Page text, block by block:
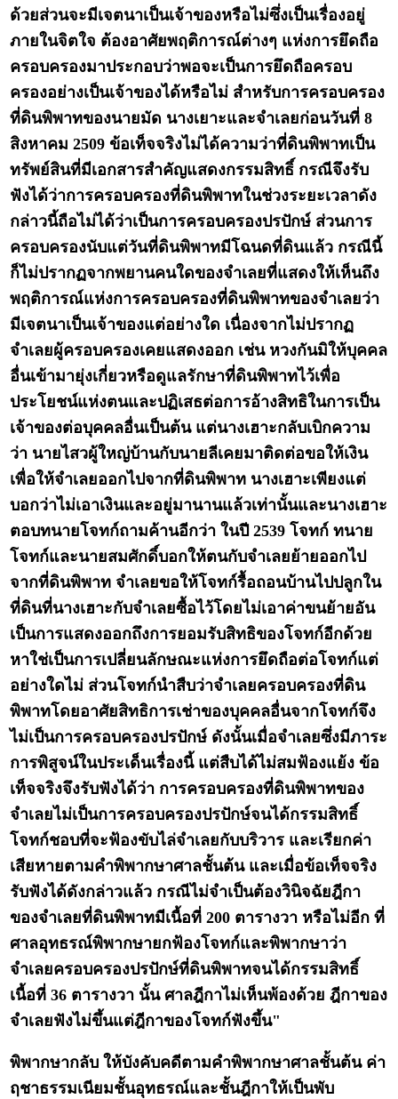
ด้วยส่วนจะมีเจตนาเป็นเจ้าของหรือไม่ซึ่งเป็นเรื่องอยู่
ภายในจิตใจ ต้องอาศัยพฤติการณ์ต่างๆ แห่งการยึดถือ
ครอบครองมาประกอบว่าพอจะเป็นการยึดถือครอบ
ครองอย่างเป็นเจ้าของได้หรือไม่ สำหรับการครอบครอง
ที่ดินพิพาทของนายมัด นางเยาะและจำเลยก่อนวันที่ 8
สิงหาคม 2509 ข้อเท็จจริงไม่ได้ความว่าที่ดินพิพาทเป็น
ทรัพย์สินที่มีเอกสารสำคัญแสดงกรรมสิทธิ์ กรณีจึงรับ
ฟังได้ว่าการครอบครองที่ดินพิพาทในช่วงระยะเวลาดัง
กล่าวนี้ถือไม่ได้ว่าเป็นการครอบครองปรปักษ์ ส่วนการ
ครอบครองนับแต่วันที่ดินพิพาทมีโฉนดที่ดินแล้ว กรณีนี้
ก็ไม่ปรากฏจากพยานคนใดของจำเลยที่แสดงให้เห็นถึง
พฤติการณ์แห่งการครอบครองที่ดินพิพาทของจำเลยว่า
มีเจตนาเป็นเจ้าของแต่อย่างใด เนื่องจากไม่ปรากฏ
จำเลยผู้ครอบครองเคยแสดงออก เช่น หวงกันมิให้บุคคล
อื่นเข้ามายุ่งเกี่ยวหรือดูแลรักษาที่ดินพิพาทไว้เพื่อ
ประโยชน์แห่งตนและปฏิเสธต่อการอ้างสิทธิในการเป็น
เจ้าของต่อบุคคลอื่นเป็นต้น แต่นางเฮาะกลับเบิกความ
ว่า นายไสวผู้ใหญ่บ้านกับนายลีเคยมาติดต่อขอให้เงิน
เพื่อให้จำเลยออกไปจากที่ดินพิพาท นางเฮาะเพียงแต่
บอกว่าไม่เอาเงินและอยู่มานานแล้วเท่านั้นและนางเฮาะ
ตอบทนายโจทก์ถามค้านอีกว่า ในปี 2539 โจทก์ ทนาย
โจทก์และนายสมศักดิ์บอกให้ตนกับจำเลยย้ายออกไป
จากที่ดินพิพาท จำเลยขอให้โจทก์รื้อถอนบ้านไปปลูกใน
ที่ดินที่นางเฮาะกับจำเลยซื้อไว้โดยไม่เอาค่าขนย้ายอัน
เป็นการแสดงออกถึงการยอมรับสิทธิของโจทก์อีกด้วย
หาใช่เป็นการเปลี่ยนลักษณะแห่งการยึดถือต่อโจทก์แต่
อย่างใดไม่ ส่วนโจทก์นำสืบว่าจำเลยครอบครองที่ดิน
พิพาทโดยอาศัยสิทธิการเช่าของบุคคลอื่นจากโจทก์จึง
ไม่เป็นการครอบครองปรปักษ์ ดังนั้นเมื่อจำเลยซึ่งมีภาระ
การพิสูจน์ในประเด็นเรื่องนี้ แต่สืบได้ไม่สมฟ้องแย้ง ข้อ
เท็จจริงจึงรับฟังได้ว่า การครอบครองที่ดินพิพาทของ
จำเลยไม่เป็นการครอบครองปรปักษ์จนได้กรรมสิทธิ์
โจทก์ชอบที่จะฟ้องขับไล่จำเลยกับบริวาร และเรียกค่า
เสียหายตามคำพิพากษาศาลชั้นต้น และเมื่อข้อเท็จจริง
รับฟังได้ดังกล่าวแล้ว กรณีไม่จำเป็นต้องวินิจฉัยฎีกา
ของจำเลยที่ดินพิพาทมีเนื้อที่ 200 ตารางวา หรือไม่อีก ที่
ศาลอุทธรณ์พิพากษายกฟ้องโจทก์และพิพากษาว่า
จำเลยครอบครองปรปักษ์ที่ดินพิพาทจนได้กรรมสิทธิ์
เนื้อที่ 36 ตารางวา นั้น ศาลฎีกาไม่เห็นพ้องด้วย ฎีกาของ
จำเลยฟังไม่ขึ้นแต่ฎีกาของโจทก์ฟังขึ้น"
พิพากษากลับ ให้บังคับคดีตามคำพิพากษาศาลชั้นต้น ค่า
ฤชาธรรมเนียมชั้นอุทธรณ์และชั้นฎีกาให้เป็นพับ